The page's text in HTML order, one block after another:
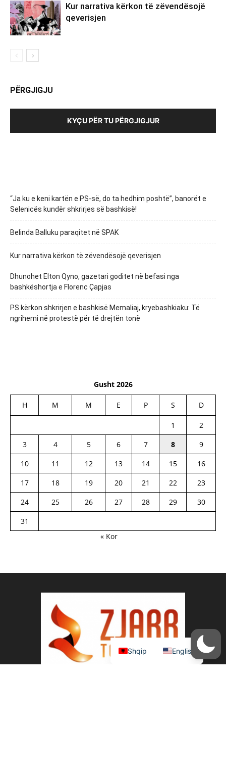
Kur narrativa kërkon të zëvendësojë
qeverisjen
PËRGJIGJU
KYÇU PËR TU PËRGJIGJUR
“Ja ku e keni kartën e PS-së, do ta hedhim poshtë”, banorët e
Selenicës kundër shkrirjes së bashkisë!
Belinda Balluku paraqitet në SPAK
Kur narrativa kërkon të zëvendësojë qeverisjen
Dhunohet Elton Qyno, gazetari goditet në befasi nga
bashkëshortja e Florenc Çapjas
PS kërkon shkrirjen e bashkisë Memaliaj, kryebashkiaku: Të
ngrihemi në protestë për të drejtën tonë
Gusht 2026
H M M E P S D
1
2
3
4 5 6 7 8
9
10
11 12 13 14 15
16
17
18 19 20 21 22
23
24
25 26 27 28 29
30
31
« Kor
Shqip English